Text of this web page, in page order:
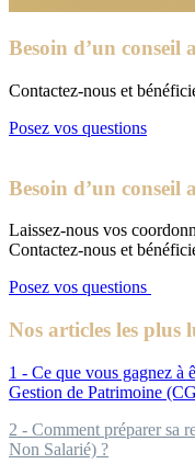
Besoin d’un conseil
Contactez-nous et
Posez vos questions
Besoin d’un conseil
Laissez-nous vos
Contactez-nous et
Posez vos questions
Nos articles les plus
1 - Ce que vous gagnez à
Gestion de Patrimoine
2 - Comment préparer sa
Non Salarié) ?